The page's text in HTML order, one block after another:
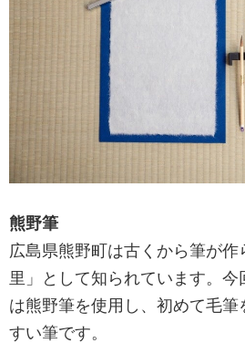
熊野筆
広島県熊野町は古くから筆が
里」として知られています。
は熊野筆を使用し、初めて毛
すい筆です。